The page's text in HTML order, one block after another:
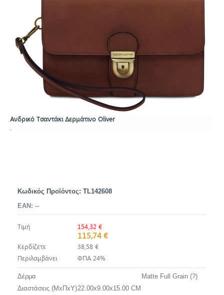
Ανδρικό Τσαντάκι Δερμάτινο Oliver
.
Κωδικός Προϊόντος: TL142608
EAN: --
Τιμή 154,32 €
115,74 €
Κερδίζετε
38,58 €
Περιλαμβάνει
ΦΠΑ 24%
Δέρμα
Matte Full Grain (?)
Διαστάσεις (ΜxΠxΥ)22.00x9.00x15.00 CM